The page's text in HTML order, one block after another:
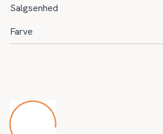
Salgsenhed
Farve